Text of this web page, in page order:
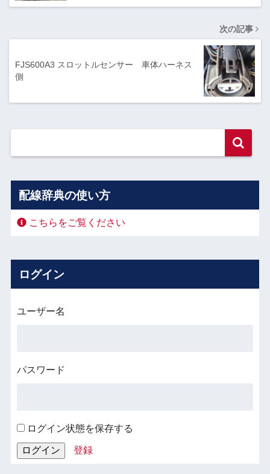
次の記事
FJS600A3 スロットルセンサー 車体ハーネス
側
配線辞典の使い方
こちらをご覧ください
ログイン
ユーザー名
パスワード
ログイン状態を保存する
登録